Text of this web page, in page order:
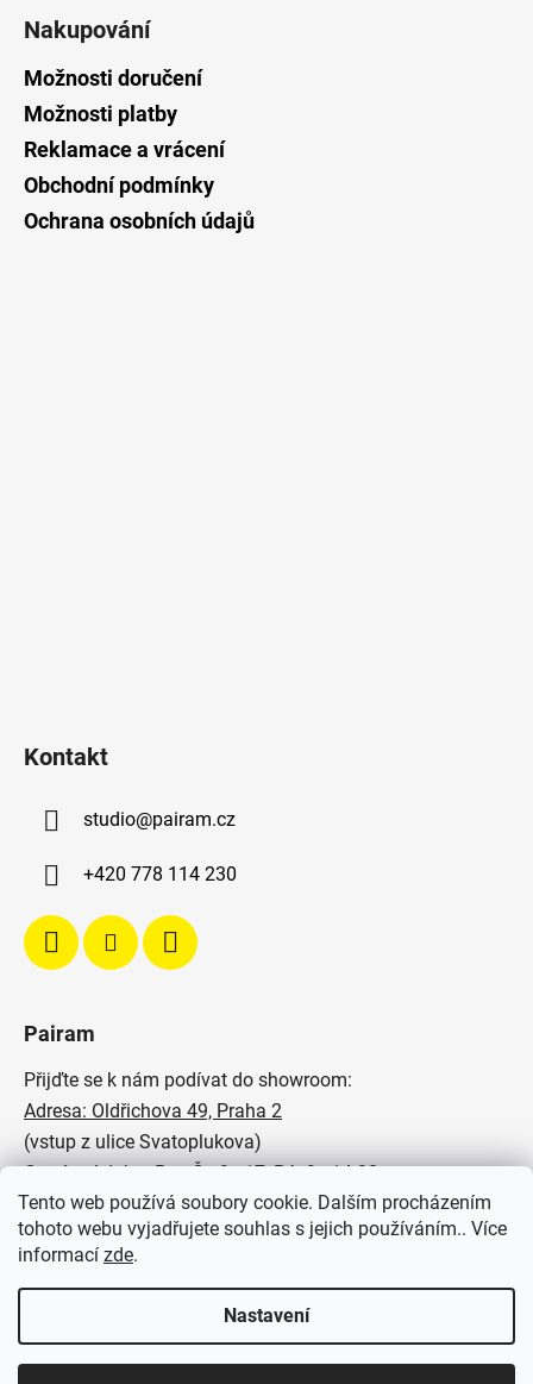
Tento web používá soubory cookie. Dalším procházením
tohoto webu vyjadřujete souhlas s jejich používáním.. Více
informací zde.
Nastavení
Nakupování
Možnosti doručení
Možnosti platby
Reklamace a vrácení
Obchodní podmínky
Ochrana osobních údajů
Kontakt
studio@pairam.cz
+420 778 114 230
Pairam
Přijďte se k nám podívat do showroom:
Adresa: Oldřichova 49, Praha 2
(vstup z ulice Svatoplukova)
Otevírací doba: Po - Čt: 9 - 17, Pá: 9 - 14:30
Podívejte se na naše realizace:
SVĚTELNÉ STUDIO PAIRAM